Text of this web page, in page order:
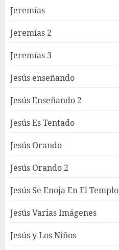
Jeremías
Jeremías 2
Jeremías 3
Jesús enseñando
Jesús Enseñando 2
Jesús Es Tentado
Jesús Orando
Jesús Orando 2
Jesús Se Enoja En El Templo
Jesús Varias Imágenes
Jesús y Los Niños